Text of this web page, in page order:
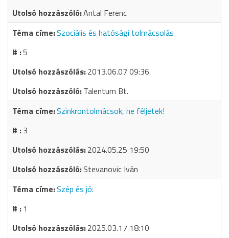
Antal Ferenc
Szociális és hatósági tolmácsolás
5
2013.06.07 09:36
Talentum Bt.
Szinkrontolmácsok, ne féljetek!
3
2024.05.25 19:50
Stevanovic Iván
Szép és jó:
1
2025.03.17 18:10